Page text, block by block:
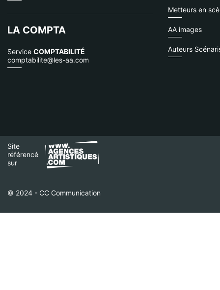
LA COMPTA
Service COMPTABILITÉ
comptabilite@les-aa.com
Metteurs en
AA images
Auteurs
Site
référencé
sur
© 2024 - CC Communication